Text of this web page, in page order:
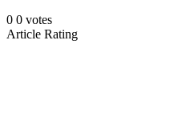
0 0 votes
Article Rating